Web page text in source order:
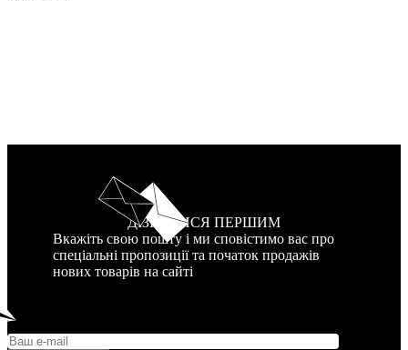
ДІЗНАТИСЯ ПЕРШИМ
Вкажіть свою пошту і ми сповістимо вас про
спеціальні пропозиції та початок продажів
нових товарів на сайті